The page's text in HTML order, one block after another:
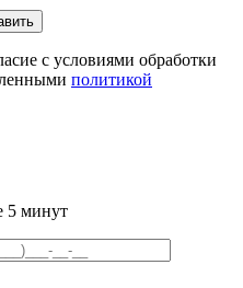
с условиями обработки
политикой
5 минут